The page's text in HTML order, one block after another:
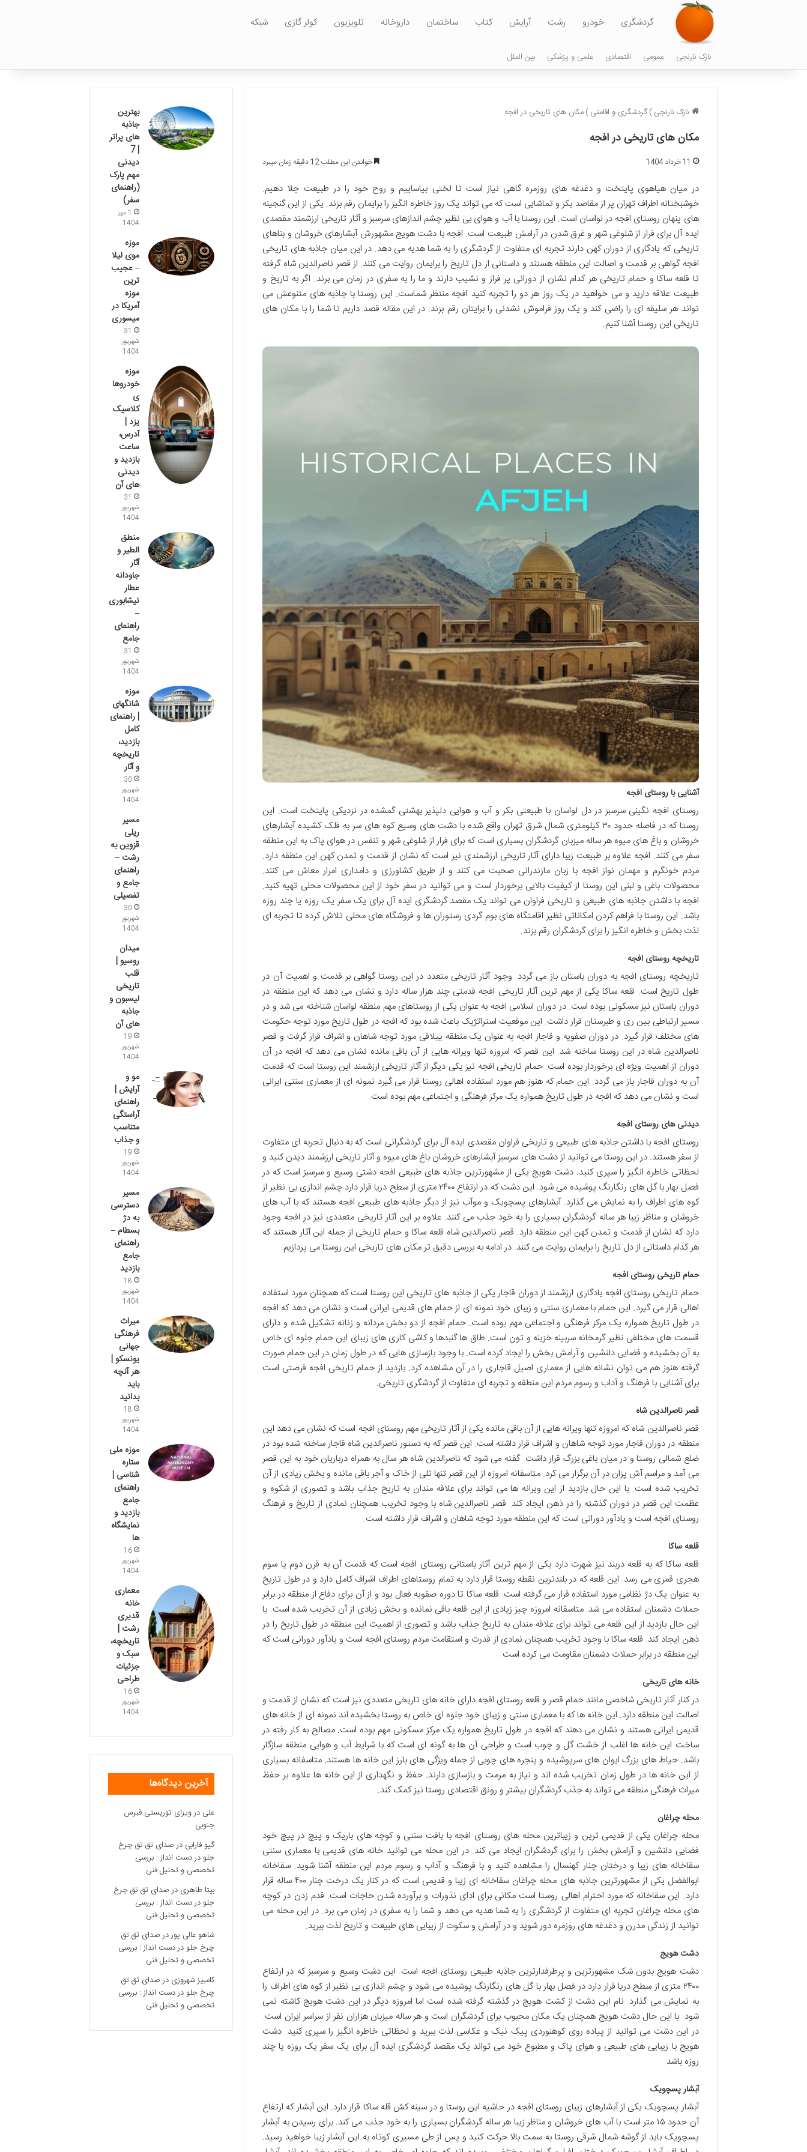
گردشگری خودرو رشت آرایش کتاب ساختمان داروخانه تلویزیون کولر گازی شبکه
نازک نارنجی عمومی اقتصادی علمی و پزشکی بین الملل
نازک نارنجی ) گردشگری و اقامتی ) مکان های تاریخی در افجه
مکان های تاریخی در افجه
11 خرداد 1404 خواندن این مطلب 12 دقیقه زمان میبرد
در میان هیاهوی پایتخت و دغدغه های روزمره گاهی نیاز است تا لختی بیاساییم و روح خود را در طبیعت جلا دهیم.
خوشبختانه اطراف تهران پر از مقاصد بکر و تماشایی است که می تواند یک روز خاطره انگیز را برایمان رقم بزند. یکی از این گنجینه
های پنهان روستای افجه در لواسان است. این روستا با آب و هوای بی نظیر چشم اندازهای سرسبز و آثار تاریخی ارزشمند مقصدی
ایده آل برای فرار از شلوغی شهر و غرق شدن در آرامش طبیعت است. افجه با دشت هویج مشهورش آبشارهای خروشان و بناهای
تاریخی که یادگاری از دوران کهن دارند تجربه ای متفاوت از گردشگری را به شما هدیه می دهد. در این میان جاذبه های تاریخی
افجه گواهی بر قدمت و اصالت این منطقه هستند و داستانی از دل تاریخ را برایمان روایت می کنند. از قصر ناصرالدین شاه گرفته
تا قلعه ساکا و حمام تاریخی هر کدام نشان از دورانی پر فراز و نشیب دارند و ما را به سفری در زمان می برند. اگر به تاریخ و
طبیعت علاقه دارید و می خواهید در یک روز هر دو را تجربه کنید افجه منتظر شماست. این روستا با جاذبه های متنوعش می
تواند هر سلیقه ای را راضی کند و یک روز فراموش نشدنی را برایتان رقم بزند. در این مقاله قصد داریم تا شما را با مکان های
تاریخی این روستا آشنا کنیم.
آشنایی با روستای افجه
روستای افجه نگینی سرسبز در دل لواسان با طبیعتی بکر و آب و هوایی دلپذیر بهشتی گمشده در نزدیکی پایتخت است. این
روستا که در فاصله حدود ۳۰ کیلومتری شمال شرق تهران واقع شده با دشت های وسیع کوه های سر به فلک کشیده آبشارهای
خروشان و باغ های میوه هر ساله میزبان گردشگران بسیاری است که برای فرار از شلوغی شهر و تنفس در هوای پاک به این منطقه
سفر می کنند. افجه علاوه بر طبیعت زیبا دارای آثار تاریخی ارزشمندی نیز است که نشان از قدمت و تمدن کهن این منطقه دارد.
مردم خونگرم و مهمان نواز افجه با زبان مازندرانی صحبت می کنند و از طریق کشاورزی و دامداری امرار معاش می کنند.
محصولات باغی و لبنی این روستا از کیفیت بالایی برخوردار است و می توانید در سفر خود از این محصولات محلی تهیه کنید.
افجه با داشتن جاذبه های طبیعی و تاریخی فراوان می تواند یک مقصد گردشگری ایده آل برای یک سفر یک روزه یا چند روزه
باشد. این روستا با فراهم کردن امکاناتی نظیر اقامتگاه های بوم گردی رستوران ها و فروشگاه های محلی تلاش کرده تا تجربه ای
لذت بخش و خاطره انگیز را برای گردشگران رقم بزند.
تاریخچه روستای افجه
تاریخچه روستای افجه به دوران باستان باز می گردد. وجود آثار تاریخی متعدد در این روستا گواهی بر قدمت و اهمیت آن در
طول تاریخ است. قلعه ساکا یکی از مهم ترین آثار تاریخی افجه قدمتی چند هزار ساله دارد و نشان می دهد که این منطقه در
دوران باستان نیز مسکونی بوده است. در دوران اسلامی افجه به عنوان یکی از روستاهای مهم منطقه لواسان شناخته می شد و در
مسیر ارتباطی بین ری و طبرستان قرار داشت. این موقعیت استراتژیک باعث شده بود که افجه در طول تاریخ مورد توجه حکومت
های مختلف قرار گیرد. در دوران صفویه و قاجار افجه به عنوان یک منطقه ییلاقی مورد توجه شاهان و اشراف قرار گرفت و قصر
ناصرالدین شاه در این روستا ساخته شد. این قصر که امروزه تنها ویرانه هایی از آن باقی مانده نشان می دهد که افجه در آن
دوران از اهمیت ویژه ای برخوردار بوده است. حمام تاریخی افجه نیز یکی دیگر از آثار تاریخی ارزشمند این روستا است که قدمت
آن به دوران قاجار باز می گردد. این حمام که هنوز هم مورد استفاده اهالی روستا قرار می گیرد نمونه ای از معماری سنتی ایرانی
است و نشان می دهد که افجه در طول تاریخ همواره یک مرکز فرهنگی و اجتماعی مهم بوده است.
دیدنی های روستای افجه
روستای افجه با داشتن جاذبه های طبیعی و تاریخی فراوان مقصدی ایده آل برای گردشگرانی است که به دنبال تجربه ای متفاوت
از سفر هستند. در این روستا می توانید از دشت های سرسبز آبشارهای خروشان باغ های میوه و آثار تاریخی ارزشمند دیدن کنید و
لحظاتی خاطره انگیز را سپری کنید. دشت هویج یکی از مشهورترین جاذبه های طبیعی افجه دشتی وسیع و سرسبز است که در
فصل بهار با گل های رنگارنگ پوشیده می شود. این دشت که در ارتفاع ۲۴۰۰ متری از سطح دریا قرار دارد چشم اندازی بی نظیر از
کوه های اطراف را به نمایش می گذارد. آبشارهای پسچویک و موآب نیز از دیگر جاذبه های طبیعی افجه هستند که با آب های
خروشان و مناظر زیبا هر ساله گردشگران بسیاری را به خود جذب می کنند. علاوه بر این آثار تاریخی متعددی نیز در افجه وجود
دارد که نشان از قدمت و تمدن کهن این منطقه دارد. قصر ناصرالدین شاه قلعه ساکا و حمام تاریخی از جمله این آثار هستند که
هر کدام داستانی از دل تاریخ را برایمان روایت می کنند. در ادامه به بررسی دقیق تر مکان های تاریخی این روستا می پردازیم.
حمام تاریخی روستای افجه
حمام تاریخی روستای افجه یادگاری ارزشمند از دوران قاجار یکی از جاذبه های تاریخی این روستا است که همچنان مورد استفاده
اهالی قرار می گیرد. این حمام با معماری سنتی و زیبای خود نمونه ای از حمام های قدیمی ایرانی است و نشان می دهد که افجه
در طول تاریخ همواره یک مرکز فرهنگی و اجتماعی مهم بوده است. حمام افجه از دو بخش مردانه و زنانه تشکیل شده و دارای
قسمت های مختلفی نظیر گرمخانه سربینه خزینه و تون است. طاق ها گنبدها و کاشی کاری های زیبای این حمام جلوه ای خاص
به آن بخشیده و فضایی دلنشین و آرامش بخش را ایجاد کرده است. با وجود بازسازی هایی که در طول زمان در این حمام صورت
گرفته هنوز هم می توان نشانه هایی از معماری اصیل قاجاری را در آن مشاهده کرد. بازدید از حمام تاریخی افجه فرصتی است
برای آشنایی با فرهنگ و آداب و رسوم مردم این منطقه و تجربه ای متفاوت از گردشگری تاریخی.
قصر ناصرالدین شاه
قصر ناصرالدین شاه که امروزه تنها ویرانه هایی از آن باقی مانده یکی از آثار تاریخی مهم روستای افجه است که نشان می دهد این
منطقه در دوران قاجار مورد توجه شاهان و اشراف قرار داشته است. این قصر که به دستور ناصرالدین شاه قاجار ساخته شده بود در
ضلع شمالی روستا و در میان باغی بزرگ قرار داشت. گفته می شود که ناصرالدین شاه هر سال به همراه درباریان خود به این قصر
می آمد و مراسم آش پزان در آن برگزار می کرد. متاسفانه امروزه از این قصر تنها تلی از خاک و آجر باقی مانده و بخش زیادی از آن
تخریب شده است. با این حال بازدید از این ویرانه ها می تواند برای علاقه مندان به تاریخ جذاب باشد و تصوری از شکوه و
عظمت این قصر در دوران گذشته را در ذهن ایجاد کند. قصر ناصرالدین شاه با وجود تخریب همچنان نمادی از تاریخ و فرهنگ
روستای افجه است و یادآور دورانی است که این منطقه مورد توجه شاهان و اشراف قرار داشته است.
قلعه ساکا
قلعه ساکا که به قلعه دربند نیز شهرت دارد یکی از مهم ترین آثار باستانی روستای افجه است که قدمت آن به قرن دوم یا سوم
هجری قمری می رسد. این قلعه که در بلندترین نقطه روستا قرار دارد به تمام روستاهای اطراف اشراف کامل دارد و در طول تاریخ
به عنوان یک دژ نظامی مورد استفاده قرار می گرفته است. قلعه ساکا تا دوره صفویه فعال بود و از آن برای دفاع از منطقه در برابر
حملات دشمنان استفاده می شد. متاسفانه امروزه چیز زیادی از این قلعه باقی نمانده و بخش زیادی از آن تخریب شده است. با
این حال بازدید از این قلعه می تواند برای علاقه مندان به تاریخ جذاب باشد و تصوری از اهمیت این منطقه در طول تاریخ را در
ذهن ایجاد کند. قلعه ساکا با وجود تخریب همچنان نمادی از قدرت و استقامت مردم روستای افجه است و یادآور دورانی است که
این منطقه در برابر حملات دشمنان مقاومت می کرده است.
خانه های تاریخی
در کنار آثار تاریخی شاخصی مانند حمام قصر و قلعه روستای افجه دارای خانه های تاریخی متعددی نیز است که نشان از قدمت و
اصالت این منطقه دارد. این خانه ها که با معماری سنتی و زیبای خود جلوه ای خاص به روستا بخشیده اند نمونه ای از خانه های
قدیمی ایرانی هستند و نشان می دهند که افجه در طول تاریخ همواره یک مرکز مسکونی مهم بوده است. مصالح به کار رفته در
ساخت این خانه ها اغلب از خشت گل و چوب است و طراحی آن ها به گونه ای است که با شرایط آب و هوایی منطقه سازگار
باشد. حیاط های بزرگ ایوان های سرپوشیده و پنجره های چوبی از جمله ویژگی های بارز این خانه ها هستند. متاسفانه بسیاری
از این خانه ها در طول زمان تخریب شده اند و نیاز به مرمت و بازسازی دارند. حفظ و نگهداری از این خانه ها علاوه بر حفظ
میراث فرهنگی منطقه می تواند به جذب گردشگران بیشتر و رونق اقتصادی روستا نیز کمک کند.
محله چراغان
محله چراغان یکی از قدیمی ترین و زیباترین محله های روستای افجه با بافت سنتی و کوچه های باریک و پیچ در پیچ خود
فضایی دلنشین و آرامش بخش را برای گردشگران ایجاد می کند. در این محله می توانید خانه های قدیمی با معماری سنتی
سقاخانه های زیبا و درختان چنار کهنسال را مشاهده کنید و با فرهنگ و آداب و رسوم مردم این منطقه آشنا شوید. سقاخانه
ابوالفضل یکی از مشهورترین جاذبه های محله چراغان سقاخانه ای زیبا و قدیمی است که در کنار یک درخت چنار ۴۰۰ ساله قرار
دارد. این سقاخانه که مورد احترام اهالی روستا است مکانی برای ادای نذورات و برآورده شدن حاجات است. قدم زدن در کوچه
های محله چراغان تجربه ای متفاوت از گردشگری را به شما هدیه می دهد و شما را به سفری در زمان می برد. در این محله می
توانید از زندگی مدرن و دغدغه های روزمره دور شوید و در آرامش و سکوت از زیبایی های طبیعت و تاریخ لذت ببرید.
دشت هویج
دشت هویج بدون شک مشهورترین و پرطرفدارترین جاذبه طبیعی روستای افجه است. این دشت وسیع و سرسبز که در ارتفاع
۲۴۰۰ متری از سطح دریا قرار دارد در فصل بهار با گل های رنگارنگ پوشیده می شود و چشم اندازی بی نظیر از کوه های اطراف را
به نمایش می گذارد. نام این دشت از کشت هویج در گذشته گرفته شده است اما امروزه دیگر در این دشت هویج کاشته نمی
شود. با این حال دشت هویج همچنان یک مکان محبوب برای گردشگران است و هر ساله میزبان هزاران نفر از سراسر ایران است.
در این دشت می توانید از پیاده روی کوهنوردی پیک نیک و عکاسی لذت ببرید و لحظاتی خاطره انگیز را سپری کنید. دشت
هویج با زیبایی های طبیعی و هوای پاک و مطبوع خود می تواند یک مقصد گردشگری ایده آل برای یک سفر یک روزه یا چند
روزه باشد.
آبشار پسچویک
آبشار پسچویک یکی از آبشارهای زیبای روستای افجه در حاشیه این روستا و در سینه کش قله ساکا قرار دارد. این آبشار که ارتفاع
آن حدود ۱۵ متر است با آب های خروشان و مناظر زیبا هر ساله گردشگران بسیاری را به خود جذب می کند. برای رسیدن به آبشار
پسچویک باید از گوشه شمال شرقی روستا به سمت بالا حرکت کنید و پس از طی مسیری کوتاه به این آبشار زیبا خواهید رسید.
بهترین
جاذبه
های پراتر
| 7
دیدنی
مهم پارک
(راهنمای
سفر)
1 مهر
1404
موزه
موی لیلا
– عجیب
ترین
موزه
آمریکا در
میسوری
31
شهریور
1404
موزه
خودروها
ی
کلاسیک
یزد |
آدرس،
ساعت
بازدید و
دیدنی
های آن
31
شهریور
1404
منطق
الطیر و
آثار
جاودانه
عطار
نیشابوری
–
راهنمای
جامع
31
شهریور
1404
موزه
شانگهای
| راهنمای
کامل
بازدید،
تاریخچه
و آثار
30
شهریور
1404
مسیر
ریلی
قزوین به
رشت –
راهنمای
جامع و
تفصیلی
30
شهریور
1404
میدان
روسیو |
قلب
تاریخی
لیسبون و
جاذبه
های آن
19
شهریور
1404
مو و
آرایش |
راهنمای
آراستگی
متناسب
و جذاب
19
شهریور
1404
مسیر
دسترسی
به دژ
بسطام –
راهنمای
جامع
بازدید
18
شهریور
1404
میراث
فرهنگی
جهانی
یونسکو |
هر آنچه
باید
بدانید
18
شهریور
1404
موزه ملی
ستاره
شناسی |
راهنمای
جامع
بازدید و
نمایشگاه
ها
16
شهریور
1404
معماری
خانه
قدیری
رشت |
تاریخچه،
سبک و
جزئیات
طراحی
16
شهریور
1404
آخرین دیدگاه‌ها
علی درویزای توریستی قبرس
جنوبی
گیو فارابی درصدای تق تق چرخ
جلو در دست انداز : بررسی
تخصصی و تحلیل فنی
بیتا طاهری درصدای تق تق چرخ
جلو در دست انداز : بررسی
تخصصی و تحلیل فنی
شاهو عالی پوردرصدای تق تق
چرخ جلو در دست انداز : بررسی
تخصصی و تحلیل فنی
کامبیز شهروزی درصدای تق تق
چرخ جلو در دست انداز : بررسی
تخصصی و تحلیل فنی